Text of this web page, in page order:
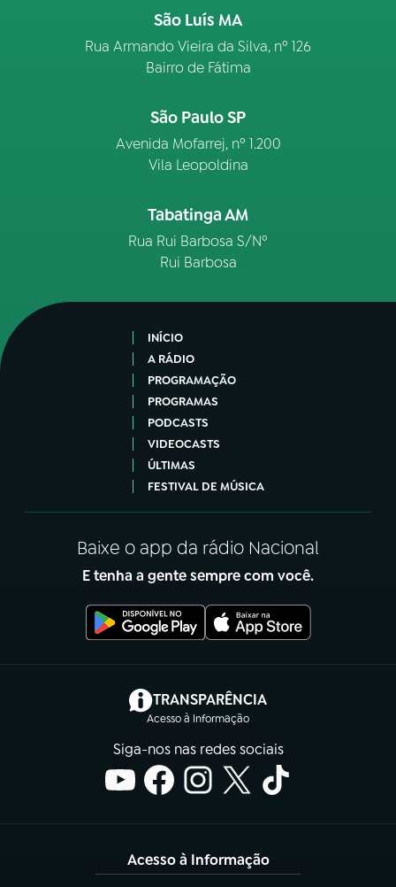
São Luís MA
Rua Armando Vieira da Silva, nº 126
Bairro de Fátima
São Paulo SP
Avenida Mofarrej, nº 1.200
Vila Leopoldina
Tabatinga AM
Rua Rui Barbosa S/Nº
Rui Barbosa
INÍCIO
A RÁDIO
PROGRAMAÇÃO
PROGRAMAS
PODCASTS
VIDEOCASTS
ÚLTIMAS
FESTIVAL DE MÚSICA
Baixe o app da rádio Nacional
E tenha a gente sempre com você.
TRANSPARÊNCIA
Acesso à Informação
(abre em nova aba)
Siga-nos nas redes sociais
Acesso à Informação